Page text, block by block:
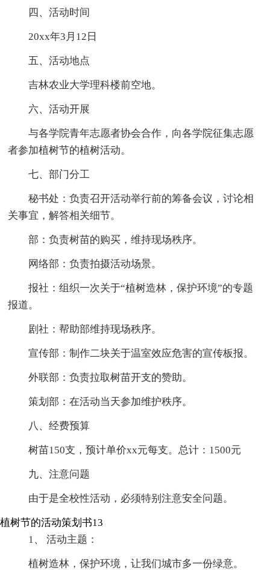
四、活动时间
20xx年3月12日
五、活动地点
吉林农业大学理科楼前空地。
六、活动开展
与各学院青年志愿者协会合作，向各学院征集志愿
者参加植树节的植树活动。
七、部门分工
秘书处：负责召开活动举行前的筹备会议，讨论相
关事宜，解答相关细节。
部：负责树苗的购买，维持现场秩序。
网络部：负责拍摄活动场景。
报社：组织一次关于“植树造林，保护环境”的专题
报道。
剧社：帮助部维持现场秩序。
宣传部：制作二块关于温室效应危害的宣传板报。
外联部：负责拉取树苗开支的赞助。
策划部：在活动当天参加维护秩序。
八、经费预算
树苗150支，预计单价xx元每支。总计：1500元
九、注意问题
由于是全校性活动，必须特别注意安全问题。
植树节的活动策划书13
1、 活动主题：
植树造林，保护环境，让我们城市多一份绿意。